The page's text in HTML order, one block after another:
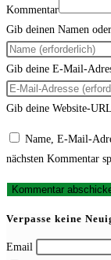
Kommentar
Gib deinen Namen
Gib deine E-Mail-
Gib deine Website-
Name, E-Mail-
nächsten Kommentar
Verpasse keine
Email